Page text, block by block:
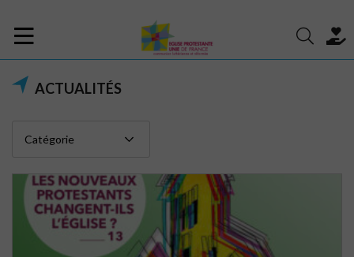
ACTUALITÉS